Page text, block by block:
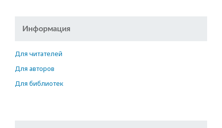
Информация
Для читателей
Для авторов
Для библиотек